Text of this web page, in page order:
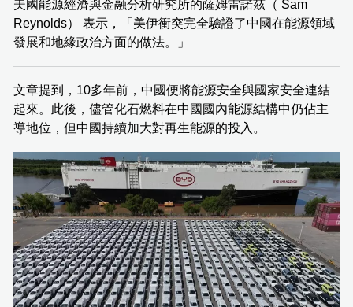
美國能源經濟與金融分析研究所的薩姆雷諾茲（ Sam
Reynolds） 表示，「美伊衝突完全驗證了中國在能源領域
發展和地緣政治方面的做法。」
文章提到，10多年前，中國便將能源安全與國家安全連結
起來。此後，儘管化石燃料在中國國內能源結構中仍佔主
導地位，但中國持續加大對再生能源的投入。